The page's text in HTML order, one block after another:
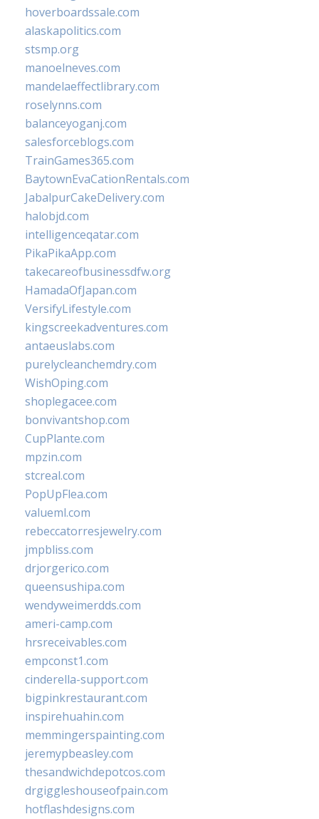
hoverboardssale.com
alaskapolitics.com
stsmp.org
manoelneves.com
mandelaeffectlibrary.com
roselynns.com
balanceyoganj.com
salesforceblogs.com
TrainGames365.com
BaytownEvaCationRentals.com
JabalpurCakeDelivery.com
halobjd.com
intelligenceqatar.com
PikaPikaApp.com
takecareofbusinessdfw.org
HamadaOfJapan.com
VersifyLifestyle.com
kingscreekadventures.com
antaeuslabs.com
purelycleanchemdry.com
WishOping.com
shoplegacee.com
bonvivantshop.com
CupPlante.com
mpzin.com
stcreal.com
PopUpFlea.com
valueml.com
rebeccatorresjewelry.com
jmpbliss.com
drjorgerico.com
queensushipa.com
wendyweimerdds.com
ameri-camp.com
hrsreceivables.com
empconst1.com
cinderella-support.com
bigpinkrestaurant.com
inspirehuahin.com
memmingerspainting.com
jeremypbeasley.com
thesandwichdepotcos.com
drgiggleshouseofpain.com
hotflashdesigns.com